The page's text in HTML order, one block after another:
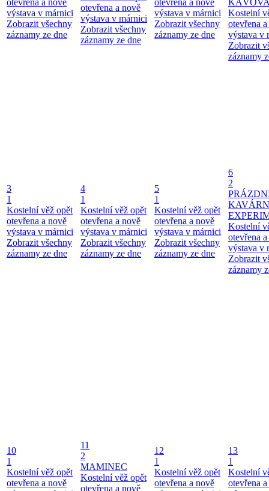
otevřena a nově
výstava v márnici
Zobrazit všechny
záznamy ze dne
otevřena a nově
výstava v márnici
Zobrazit všechny
záznamy ze dne
otevřena a nově
výstava v márnici
Zobrazit všechny
záznamy ze dne
Kostelní
otevřena
výstava v
Zobrazit
záznamy
3
1
Kostelní věž opět
otevřena a nově
výstava v márnici
Zobrazit všechny
záznamy ze dne
4
1
Kostelní věž opět
otevřena a nově
výstava v márnici
Zobrazit všechny
záznamy ze dne
5
1
Kostelní věž opět
otevřena a nově
výstava v márnici
Zobrazit všechny
záznamy ze dne
6
2
Kostelní
otevřena
výstava v
Zobrazit
záznamy
10
1
Kostelní věž opět
otevřena a nově
11
2
MAMINEC
Kostelní věž opět
otevřena a nově
12
1
Kostelní věž opět
otevřena a nově
13
1
Kostelní
otevřena